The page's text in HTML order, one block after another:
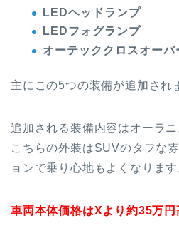
LEDヘッドランプ
LEDフォグランプ
オーテッククロスオー
主にこの5つの装備が追加され
追加される装備内容はオーラニ
こちらの外装はSUVのタフな
ョンで乗り心地もよくなります
車両本体価格はXより約35万円